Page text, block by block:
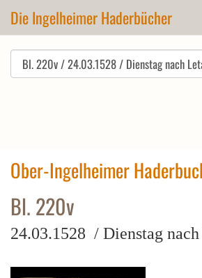
Die Ingelheimer Haderbücher
Ober-Ingelheimer
Bl. 220v
24.03.1528 / Dienstag